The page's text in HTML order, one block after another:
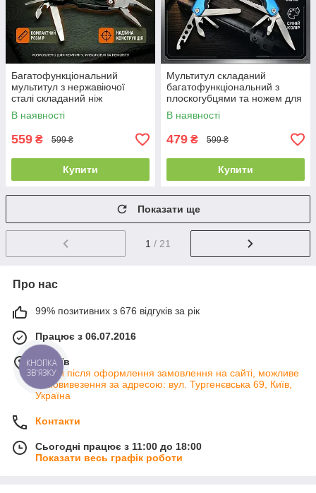
Багатофункціональний
мультитул з нержавіючої
сталі складаний ніж
плоскогубці для кемпінгу
риболовлі та ремонту,
В наявності
559 ₴ 599 ₴
Купити
Мультитул складаний
багатофункціональний з
плоскогубцями та ножем для
туризму риболовлі та
ремонту
В наявності
479 ₴ 599 ₴
Купити
Показати ще
1 / 21
Про нас
99% позитивних з 676 відгуків за рік
Працює з 06.07.2016
м. Київ
Тільки після оформлення замовлення на сайті, можливе
самовивезення за адресою: вул. Тургенєвська 69, Київ,
Україна
Контакти
Сьогодні працює з 11:00 до 18:00
Показати весь графік роботи
КНОПКА
ЗВ'ЯЗКУ